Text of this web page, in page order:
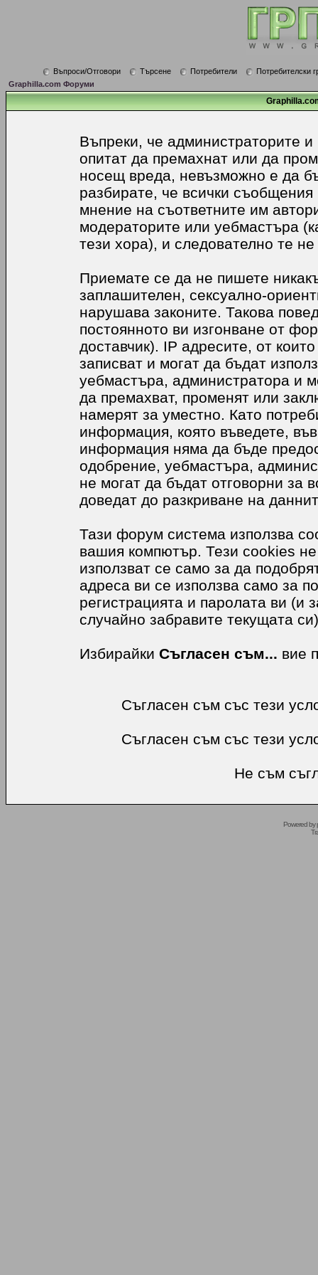
Въпроси/Отговори Търсене Потребители
Потребителски
Graphilla.com Форуми
Въпреки, че администраторите
опитат да премахнат или да
носещ вреда, невъзможно е да
разбирате, че всички
мнение на съответните им
модераторите или уебмастъра
тези хора), и следователно те не
Приемате се да не пишете
заплашителен, сексуално-
нарушава законите. Такова
постоянното ви изгонване от
доставчик). IP адресите, от
записват и могат да бъдат
уебмастъра, администратора и
да премахват, променят или
намерят за уместно. Като
информация, която въведете,
информация няма да бъде
одобрение, уебмастъра,
не могат да бъдат отговорни за
доведат до разкриване на
Тази форум система използва
вашия компютър. Тези cookies
използват се само за да
адреса ви се използва само за
регистрацията и паролата ви (и
случайно забравите текущата
Избирайки Съгласен съм... вие
Съгласен съм със тези
Съгласен съм със тези
Не съм
Powered by